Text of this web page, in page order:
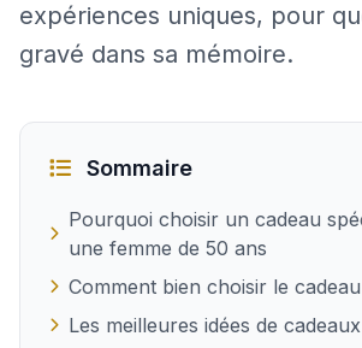
expériences uniques, pour
gravé dans sa mémoire.
Sommaire
Pourquoi choisir un cadeau
une femme de 50 ans
Comment bien choisir le
Les meilleures idées de